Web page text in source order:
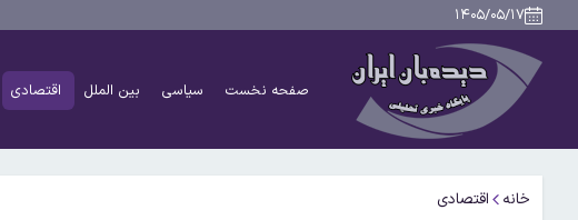
۱۴۰۵/۰۵/۱۷
صفحه نخست سیاسی بین الملل اقتصادی
خانه اقتصادی